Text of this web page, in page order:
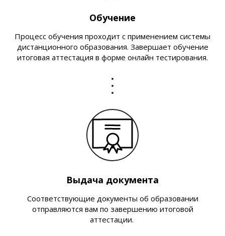
Обучение
Процесс обучения проходит с применением системы
дистанционного образования. Завершает обучение
итоговая аттестация в форме онлайн тестирования.
Выдача документа
Соответствующие документы об образовании
отправляются вам по завершению итоговой
аттестации.